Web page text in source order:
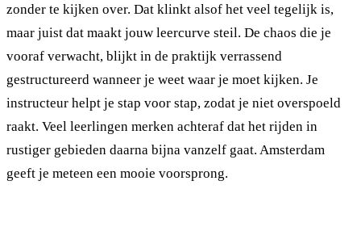
zonder te kijken over. Dat klinkt alsof het veel tegelijk is,
maar juist dat maakt jouw leercurve steil. De chaos die je
vooraf verwacht, blijkt in de praktijk verrassend
gestructureerd wanneer je weet waar je moet kijken. Je
instructeur helpt je stap voor stap, zodat je niet overspoeld
raakt. Veel leerlingen merken achteraf dat het rijden in
rustiger gebieden daarna bijna vanzelf gaat. Amsterdam
geeft je meteen een mooie voorsprong.